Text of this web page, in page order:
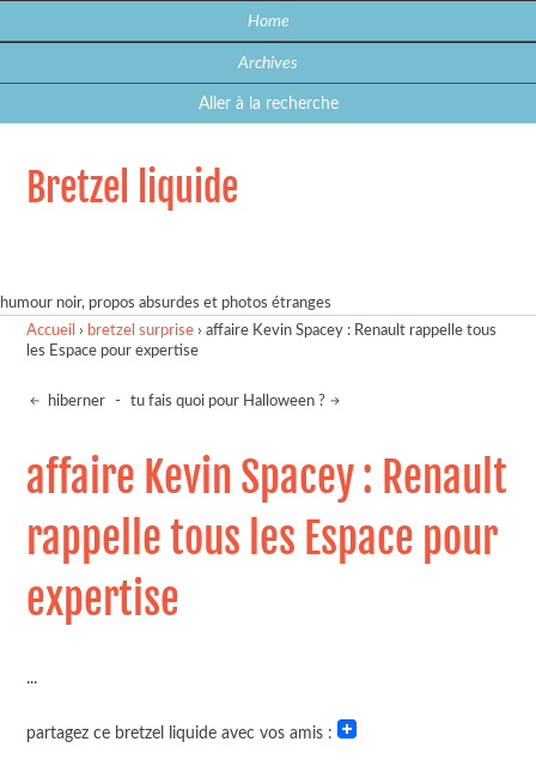
Home
Archives
Aller à la recherche
Bretzel liquide
humour noir, propos absurdes et photos étranges
Accueil › bretzel surprise ›affaire Kevin Spacey : Renault rappelle tous
les Espace pour expertise
hiberner - tu fais quoi pour Halloween ?
affaire Kevin Spacey : Renault
rappelle tous les Espace pour
expertise
...
partagez ce bretzel liquide avec vos amis :